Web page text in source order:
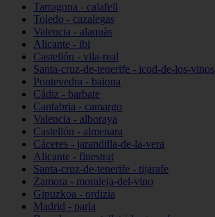
Tarragona - calafell
Toledo - cazalegas
Valencia - alaquàs
Alicante - ibi
Castellón - vila-real
Santa-cruz-de-tenerife - icod-de-los-vinos
Pontevedra - baiona
Cádiz - barbate
Cantabria - camargo
Valencia - alboraya
Castellón - almenara
Cáceres - jarandilla-de-la-vera
Alicante - finestrat
Santa-cruz-de-tenerife - tijarafe
Zamora - moraleja-del-vino
Gipuzkoa - ordizia
Madrid - parla